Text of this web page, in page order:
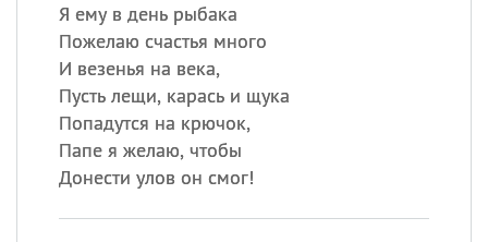
Я ему в день рыбака
Пожелаю счастья много
И везенья на века,
Пусть лещи, карась и щука
Попадутся на крючок,
Папе я желаю, чтобы
Донести улов он смог!